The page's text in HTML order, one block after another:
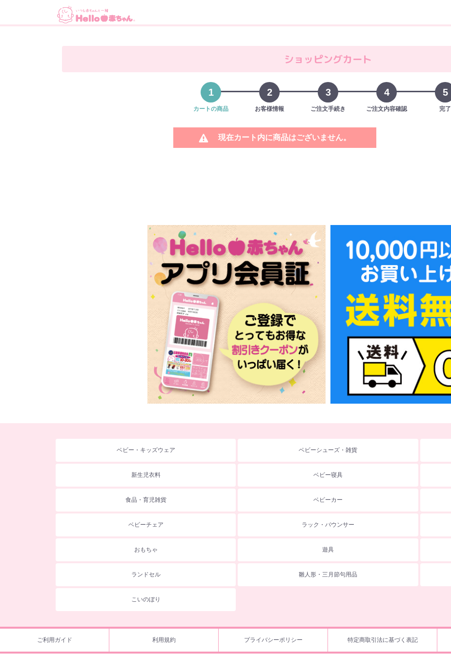
ショッピングカート
1
カートの商品
2
お客様情報
3
ご注文手続き
4
ご注文内容確認
5
完了
現在カート内に商品はございません。
ベビー・キッズウェア ベビーシューズ・雑貨
新生児衣料 ベビー寝具
食品・育児雑貨 ベビーカー
ベビーチェア ラック・バウンサー
おもちゃ 遊具
ランドセル 雛人形・三月節句用品
こいのぼり
ご利用ガイド 利用規約 プライバシーポリシー 特定商取引法に基づく表記